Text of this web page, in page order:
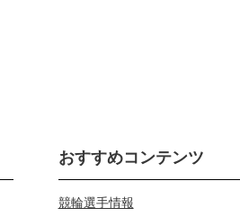
おすすめコンテンツ
競輪選手情報